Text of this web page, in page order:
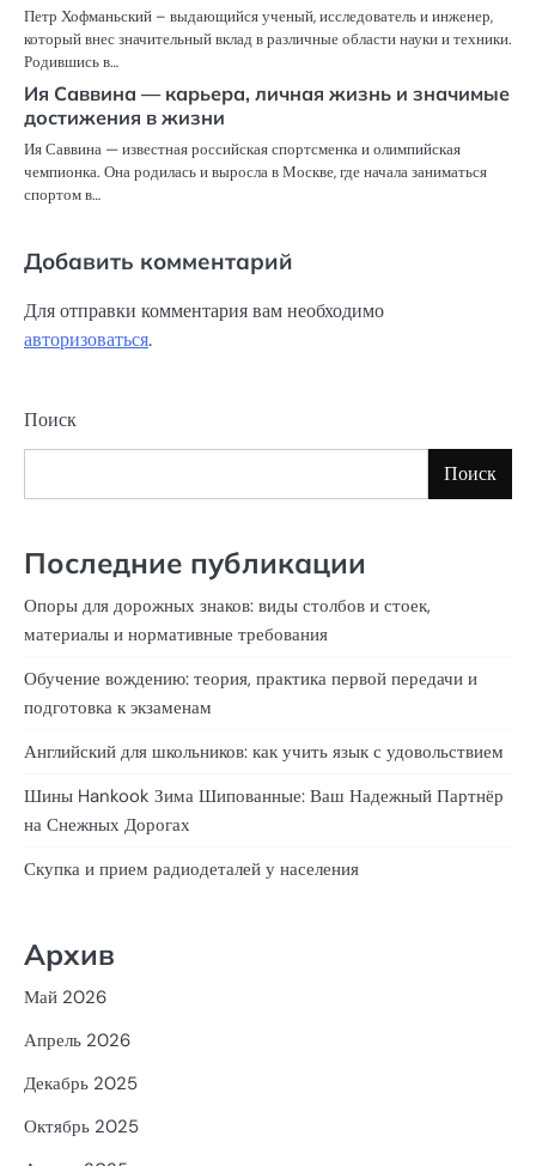
Петр Хофманьский – выдающийся ученый, исследователь и инженер,
который внес значительный вклад в различные области науки и техники.
Родившись в…
Ия Саввина — карьера, личная жизнь и значимые
достижения в жизни
Ия Саввина — известная российская спортсменка и олимпийская
чемпионка. Она родилась и выросла в Москве, где начала заниматься
спортом в…
Добавить комментарий
Для отправки комментария вам необходимо
авторизоваться.
Поиск
Поиск
Последние публикации
Опоры для дорожных знаков: виды столбов и стоек,
материалы и нормативные требования
Обучение вождению: теория, практика первой передачи и
подготовка к экзаменам
Английский для школьников: как учить язык с удовольствием
Шины Hankook Зима Шипованные: Ваш Надежный Партнёр
на Снежных Дорогах
Скупка и прием радиодеталей у населения
Архив
Май 2026
Апрель 2026
Декабрь 2025
Октябрь 2025